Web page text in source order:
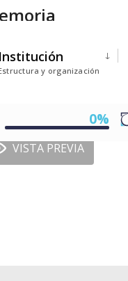
Institución
y organización
0%
06-2025
30-06-2025
VISTA PREVIA